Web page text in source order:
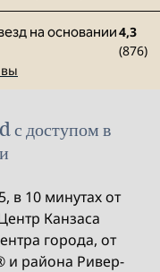
4,3
(876)
с доступом в
в 10 минутах от
Канзаса
города, от
и района Ривер-